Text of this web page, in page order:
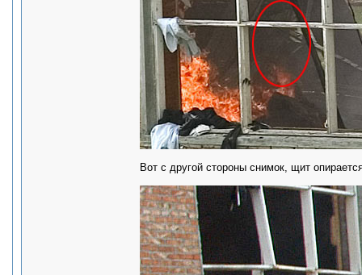
Вот с другой стороны снимок, щит